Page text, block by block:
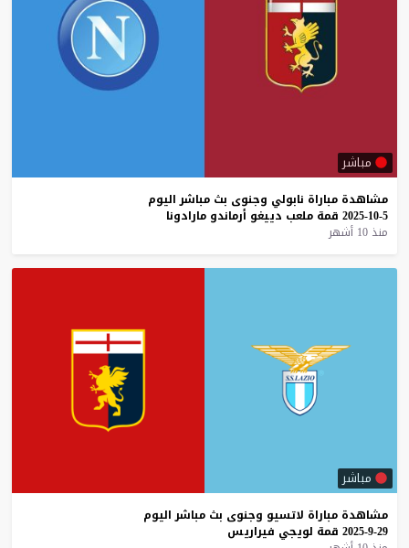
مباشر
مشاهدة مباراة نابولي وجنوى بث مباشر اليوم
5-10-2025
قمة ملعب دييغو أرماندو مارادونا
منذ 10 أشهر
مباشر
مشاهدة مباراة لاتسيو وجنوى بث مباشر اليوم
29-9-2025
قمة لويجي فيراريس